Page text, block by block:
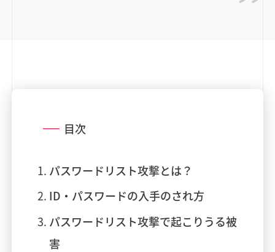
目次
パスワードリスト攻撃とは？
ID・パスワードの入手のされ方
パスワードリスト攻撃で起こりうる被
害